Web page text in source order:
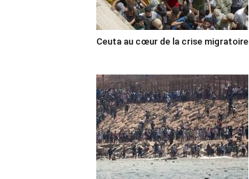
Ceuta au cœur de la crise migratoire